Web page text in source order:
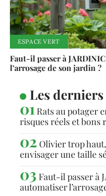
ESPACE VERT
Faut-il passer à
l’arrosage de son jardin ?
Les
Rats au potager
risques réels et bons
Olivier trop
envisager une taille
Faut-il passer à
automatiser